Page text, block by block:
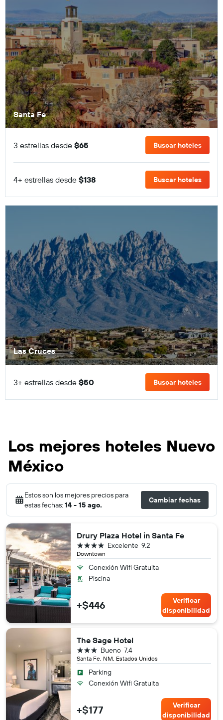
Santa Fe
3 estrellas desde $65 Buscar hoteles
4+ estrellas desde $138 Buscar hoteles
Las Cruces
3+ estrellas desde $50 Buscar hoteles
Los mejores hoteles Nuevo
México
Estos son los mejores precios para
estas fechas: 14 - 15 ago.
Cambiar fechas
Drury Plaza Hotel in Santa Fe
Downtown
9.2
Excelente
4 estrellas
Conexión Wifi Gratuita
Piscina
+$446
Verificar
disponibilidad
The Sage Hotel
Santa Fe, NM, Estados Unidos
7.4
Bueno
3 estrellas
Parking
Conexión Wifi Gratuita
+$177
Verificar
disponibilidad